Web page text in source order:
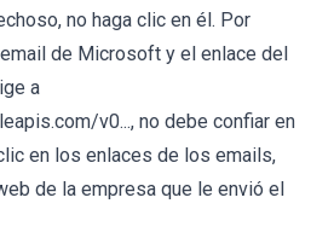
no haga clic en él. Por
de Microsoft y el enlace del
a
v0..., no debe confiar en
en los enlaces de los emails,
de la empresa que le envió el